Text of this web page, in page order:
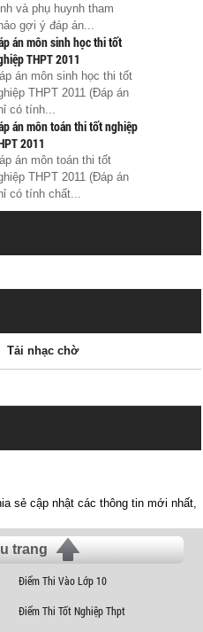
và phụ huynh tham
gợi ý đáp án...
án môn sinh học thi tốt
THPT 2011
án môn sinh học thi tốt
THPT 2011 (Đáp án
có tính...
án môn toán thi tốt nghiệp
2011
án môn toán thi tốt
THPT 2011 (Đáp án
có tính chất...
Tải nhạc chờ
sẻ cập nhật các thông tin mới nhất,
trang
Điểm Thi Vào Lớp 10
Điểm Thi Tốt Nghiệp Thpt